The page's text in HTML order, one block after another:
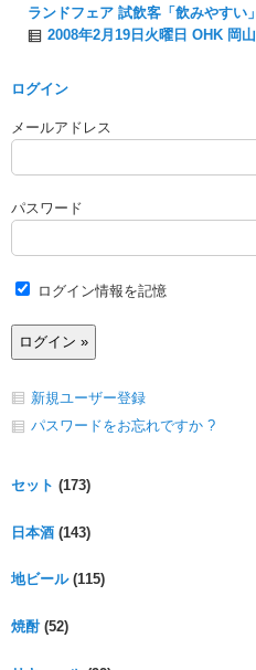
ランドフェア 試飲客「飲みやすい」
2008年2月19日火曜日 OHK 岡
ログイン
メールアドレス
パスワード
ログイン情報を記憶
新規ユーザー登録
パスワードをお忘れですか ?
セット (173)
日本酒 (143)
地ビール(115)
焼酎(52)